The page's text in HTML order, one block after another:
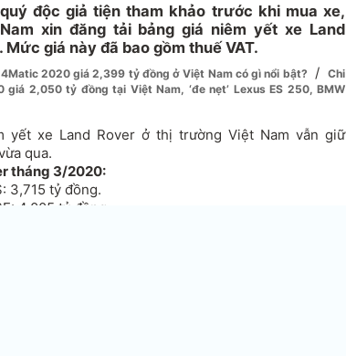
độc giả tiện tham khảo trước khi mua xe,
xin đăng tải bảng giá niêm yết xe Land
giá này đã bao gồm thuế VAT.
2020 giá 2,399 tỷ đồng ở Việt Nam có gì nổi bật? /
Chi
giá 2,050 tỷ đồng tại Việt Nam, ‘đe nẹt’ Lexus ES 250, BMW
yết xe Land Rover ở thị trường Việt Nam vẫn giữ
qua.
tháng 3/2020:
3,715 tỷ đồng.
4,005 tỷ đồng.